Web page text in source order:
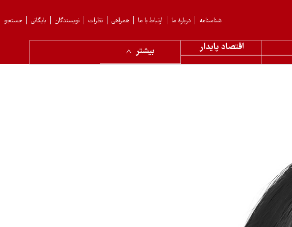
جستجو بایگانی نویسندگان نظرات همراهی ارتباط با ما دربارهٔ ما شناسنامه
اقتصاد پایدار بیشتر